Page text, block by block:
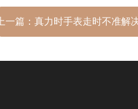
上一篇： 真力时手表走时不准解